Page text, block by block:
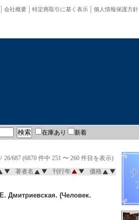
個人情報保護方針
特定商取引に基く表示
会社概要
在庫あり 新着
26/687 (6870 件中 251 〜 260 件目を表示)
著者名 刊行年 価格
Дмитриевская. (Человек.